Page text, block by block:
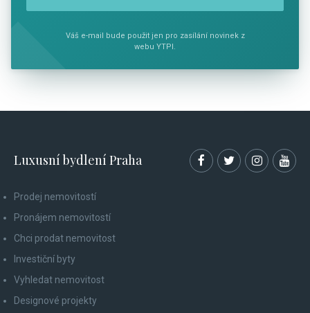
Váš e-mail bude použit jen pro zasílání novinek z
webu YTPI.
Luxusní bydlení Praha
Prodej nemovitostí
Pronájem nemovitostí
Chci prodat nemovitost
Investiční byty
Vyhledat nemovitost
Designové projekty